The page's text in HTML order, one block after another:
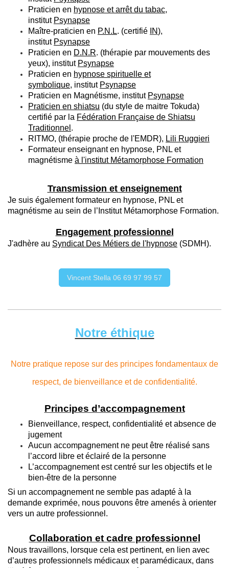
Praticien en hypnose et arrêt du tabac,
institut Psynapse
Maître-praticien en P.N.L. (certifié IN),
institut Psynapse
Praticien en D.N.R. (thérapie par mouvements des
yeux), institut Psynapse
Praticien en hypnose spirituelle et
symbolique, institut Psynapse
Praticien en Magnétisme, institut Psynapse
Praticien en shiatsu (du style de maitre Tokuda)
certifié par la Fédération Française de Shiatsu
Traditionnel .
RITMO, (thérapie proche de l'EMDR), Lili Ruggieri
Formateur enseignant en hypnose, PNL et
magnétisme à l'institut Métamorphose Formation
Transmission et enseignement
Je suis également formateur en hypnose, PNL et
magnétisme au sein de l’Institut Métamorphose Formation.
Engagement professionnel
J'adhère au Syndicat Des Métiers de l'hypnose (SDMH).
Vincent Stella 06 69 97 99 57
Notre éthique
Notre pratique repose sur des principes fondamentaux de
respect, de bienveillance et de confidentialité.
Principes d’accompagnement
Bienveillance, respect, confidentialité et absence de
jugement
Aucun accompagnement ne peut être réalisé sans
l’accord libre et éclairé de la personne
L’accompagnement est centré sur les objectifs et le
bien-être de la personne
Si un accompagnement ne semble pas adapté à la
demande exprimée, nous pouvons être amenés à orienter
vers un autre professionnel.
Collaboration et cadre professionnel
Nous travaillons, lorsque cela est pertinent, en lien avec
d’autres professionnels médicaux et paramédicaux, dans